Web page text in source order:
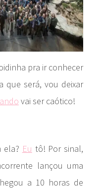
pra ir conhecer
que será, vou deixar
vai ser caótico!
ela? Eu tô! Por sinal,
lançou uma
a 10 horas de